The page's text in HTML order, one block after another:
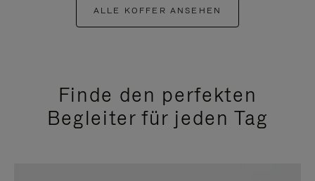
ALLE KOFFER ANSEHEN
Finde den perfekten
Begleiter für jeden Tag